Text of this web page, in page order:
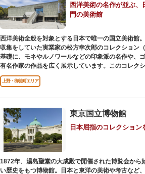
美術館や博物館で国内外の芸術作品や文化・自然科
りを感じながら史跡巡りを楽しんではいかがでしょ
りきれないほどの魅力にあふれた公園です。
西洋美術の名作が並ぶ、
門の美術館
西洋美術全般を対象とする日本で唯一の国立美術館
収集をしていた実業家の松方幸次郎のコレクション
基礎に、モネやルノワールなどの印象派の名作や、
有名作家の作品を広く展示しています。このコレク
中にフランス政府に接収され、戦後に専用の美術館
日本へ寄贈返還されました。
もの。「ル・コルビュジエの建築作品－近代建築運
構成資産の一つとして東京初の世界文化遺産に登録
ロダンの彫刻が展示されており、散策しながら美術
のひとつ。 ボランティア・スタッフと一緒に鑑賞す
説を聞きながら本館や前庭を一緒に歩く「建築ツア
でも気軽に楽しめるプログラムも用意されています。
上野・御徒町エリア
東京国立博物館
日本屈指のコレクション
1872年、湯島聖堂の大成殿で開催された博覧会から
い歴史をもつ博物館。日本と東洋の美術や考古など